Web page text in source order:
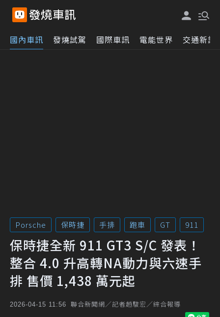
國內車訊 發燒試駕 國際車訊 電能世界 交通新訊
Porsche 保時捷 手排 跑車 GT 911
保時捷全新 911 GT3 S/C 發表！
整合 4.0 升高轉NA動力與六速手
排 售價 1,438 萬元起
2026-04-15 11:56 聯合新聞網／記者趙駿宏／綜合報導